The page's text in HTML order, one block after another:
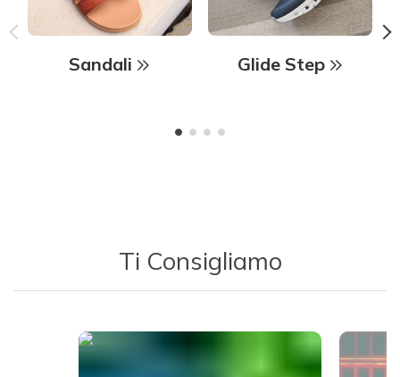
Sandali Glide Step
Ti Consigliamo
Media Carousel - Carousel with product photos. Use the